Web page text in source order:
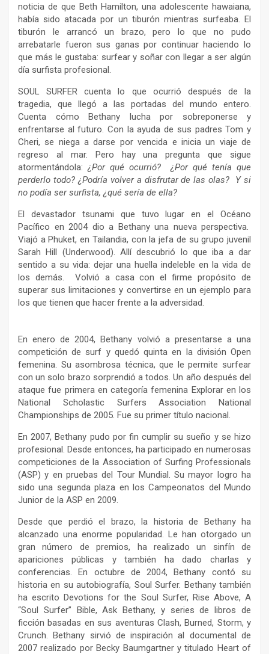
noticia de que Beth Hamilton, una adolescente hawaiana,
había sido atacada por un tiburón mientras surfeaba. El
tiburón le arrancó un brazo, pero lo que no pudo
arrebatarle fueron sus ganas por continuar haciendo lo
que más le gustaba: surfear y soñar con llegar a ser algún
día surfista profesional.
SOUL SURFER cuenta lo que ocurrió después de la
tragedia, que llegó a las portadas del mundo entero.
Cuenta cómo Bethany lucha por sobreponerse y
enfrentarse al futuro. Con la ayuda de sus padres Tom y
Cheri, se niega a darse por vencida e inicia un viaje de
regreso al mar. Pero hay una pregunta que sigue
atormentándola:¿Por qué ocurrió? ¿Por qué tenía que
perderlo todo? ¿Podría volver a disfrutar de las olas? Y si
no podía ser surfista, ¿qué sería de ella?
El devastador tsunami que tuvo lugar en el Océano
Pacífico en 2004 dio a Bethany una nueva perspectiva.
Viajó a Phuket, en Tailandia, con la jefa de su grupo juvenil
Sarah Hill (Underwood). Allí descubrió lo que iba a dar
sentido a su vida: dejar una huella indeleble en la vida de
los demás. Volvió a casa con el firme propósito de
superar sus limitaciones y convertirse en un ejemplo para
los que tienen que hacer frente a la adversidad.
En enero de 2004, Bethany volvió a presentarse a una
competición de surf y quedó quinta en la división Open
femenina. Su asombrosa técnica, que le permite surfear
con un solo brazo sorprendió a todos. Un año después del
ataque fue primera en categoría femenina Explorar en los
National Scholastic Surfers Association National
Championships de 2005. Fue su primer título nacional.
En 2007, Bethany pudo por fin cumplir su sueño y se hizo
profesional. Desde entonces, ha participado en numerosas
competiciones de la Association of Surfing Professionals
(ASP) y en pruebas del Tour Mundial. Su mayor logro ha
sido una segunda plaza en los Campeonatos del Mundo
Junior de la ASP en 2009.
Desde que perdió el brazo, la historia de Bethany ha
alcanzado una enorme popularidad. Le han otorgado un
gran número de premios, ha realizado un sinfín de
apariciones públicas y también ha dado charlas y
conferencias. En octubre de 2004, Bethany contó su
historia en su autobiografía, Soul Surfer. Bethany también
ha escrito Devotions for the Soul Surfer, Rise Above, A
“Soul Surfer” Bible, Ask Bethany, y series de libros de
ficción basadas en sus aventuras Clash, Burned, Storm, y
Crunch. Bethany sirvió de inspiración al documental de
2007 realizado por Becky Baumgartner y titulado Heart of